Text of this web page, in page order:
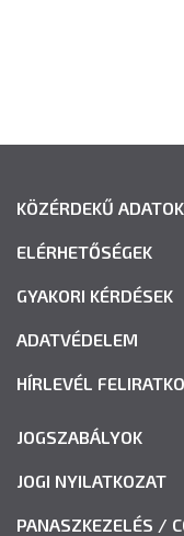
KÖZÉRDEKŰ ADATOK
ELÉRHETŐSÉGEK
GYAKORI KÉRDÉSEK
ADATVÉDELEM
HÍRLEVÉL
JOGSZABÁLYOK
JOGI NYILATKOZAT
PANASZKEZELÉS /